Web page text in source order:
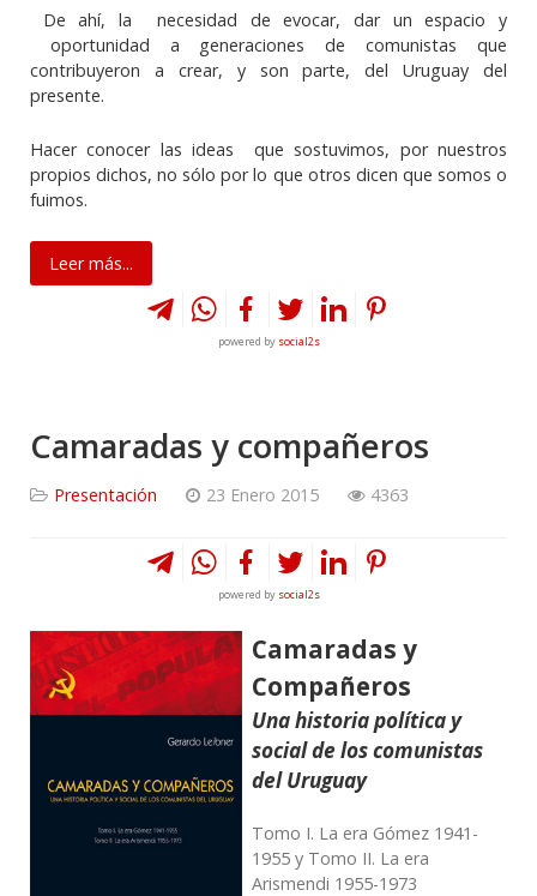
De ahí, la necesidad de evocar, dar un espacio y
oportunidad a generaciones de comunistas que
contribuyeron a crear, y son parte, del Uruguay del
presente.
Hacer conocer las ideas que sostuvimos, por nuestros
propios dichos, no sólo por lo que otros dicen que somos o
fuimos.
Leer más...
powered by social2s
Camaradas y compañeros
Presentación 23 Enero 2015 4363
powered by social2s
Camaradas y
Compañeros
Una historia política y
social de los comunistas
del Uruguay
Tomo I. La era Gómez 1941-
1955 y Tomo II. La era
Arismendi 1955-1973